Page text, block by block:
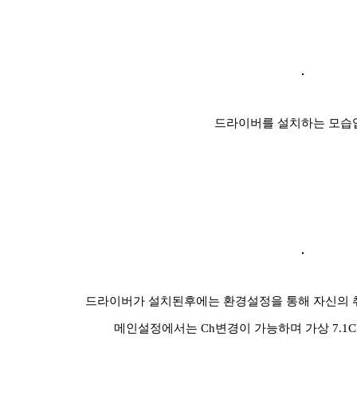
드라이버를 설치하는 모습
드라이버가 설치된후에는 환경설정을 통해 자신의
메인설정에서는 Ch변경이 가능하며 가상